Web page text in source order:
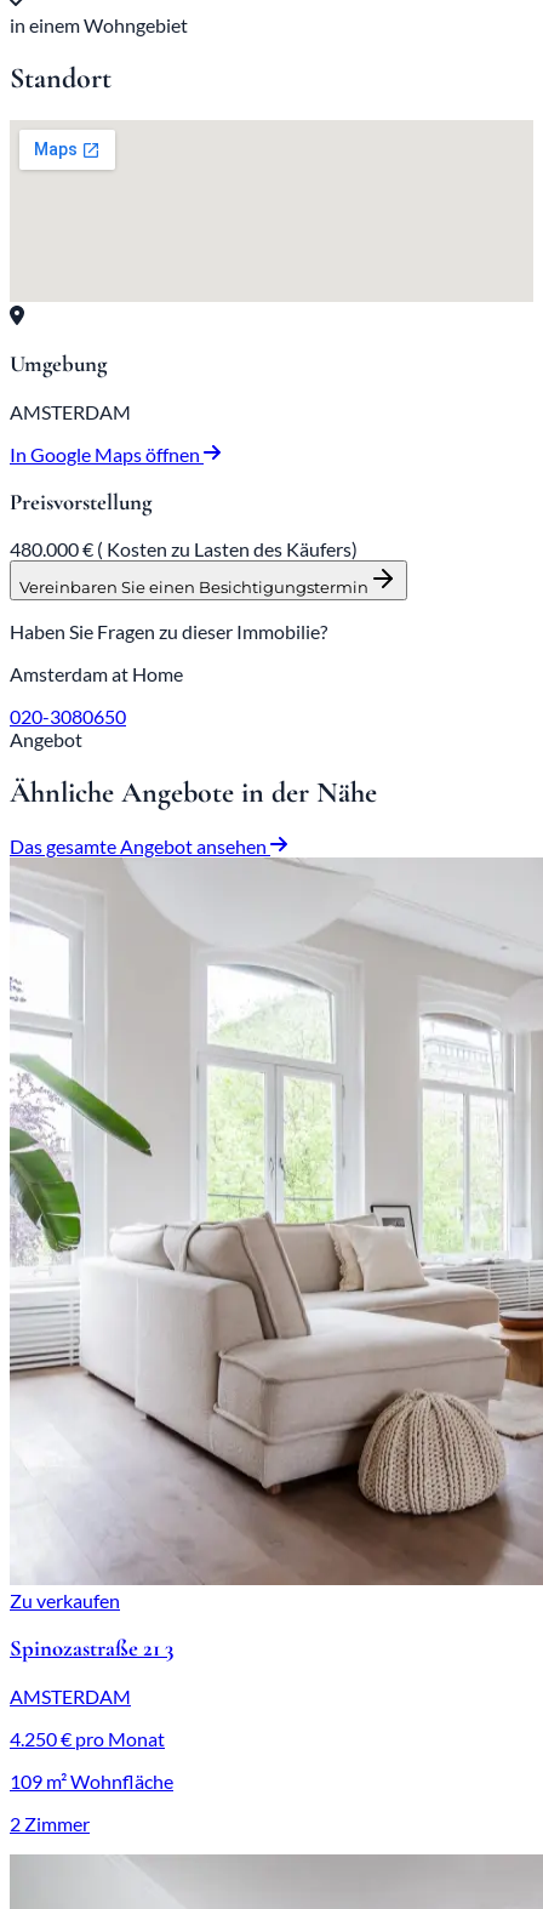
in einem Wohngebiet
Standort
Umgebung
AMSTERDAM
In Google Maps öffnen
Preisvorstellung
480.000 € ( Kosten zu Lasten des Käufers)
Vereinbaren Sie einen Besichtigungstermin
Haben Sie Fragen zu dieser Immobilie?
Amsterdam at Home
020-3080650
Angebot
Ähnliche Angebote in der Nähe
Das gesamte Angebot ansehen
Zu verkaufen
Spinozastraße 21 3
AMSTERDAM
4.250 € pro Monat
109 m² Wohnfläche
2 Zimmer